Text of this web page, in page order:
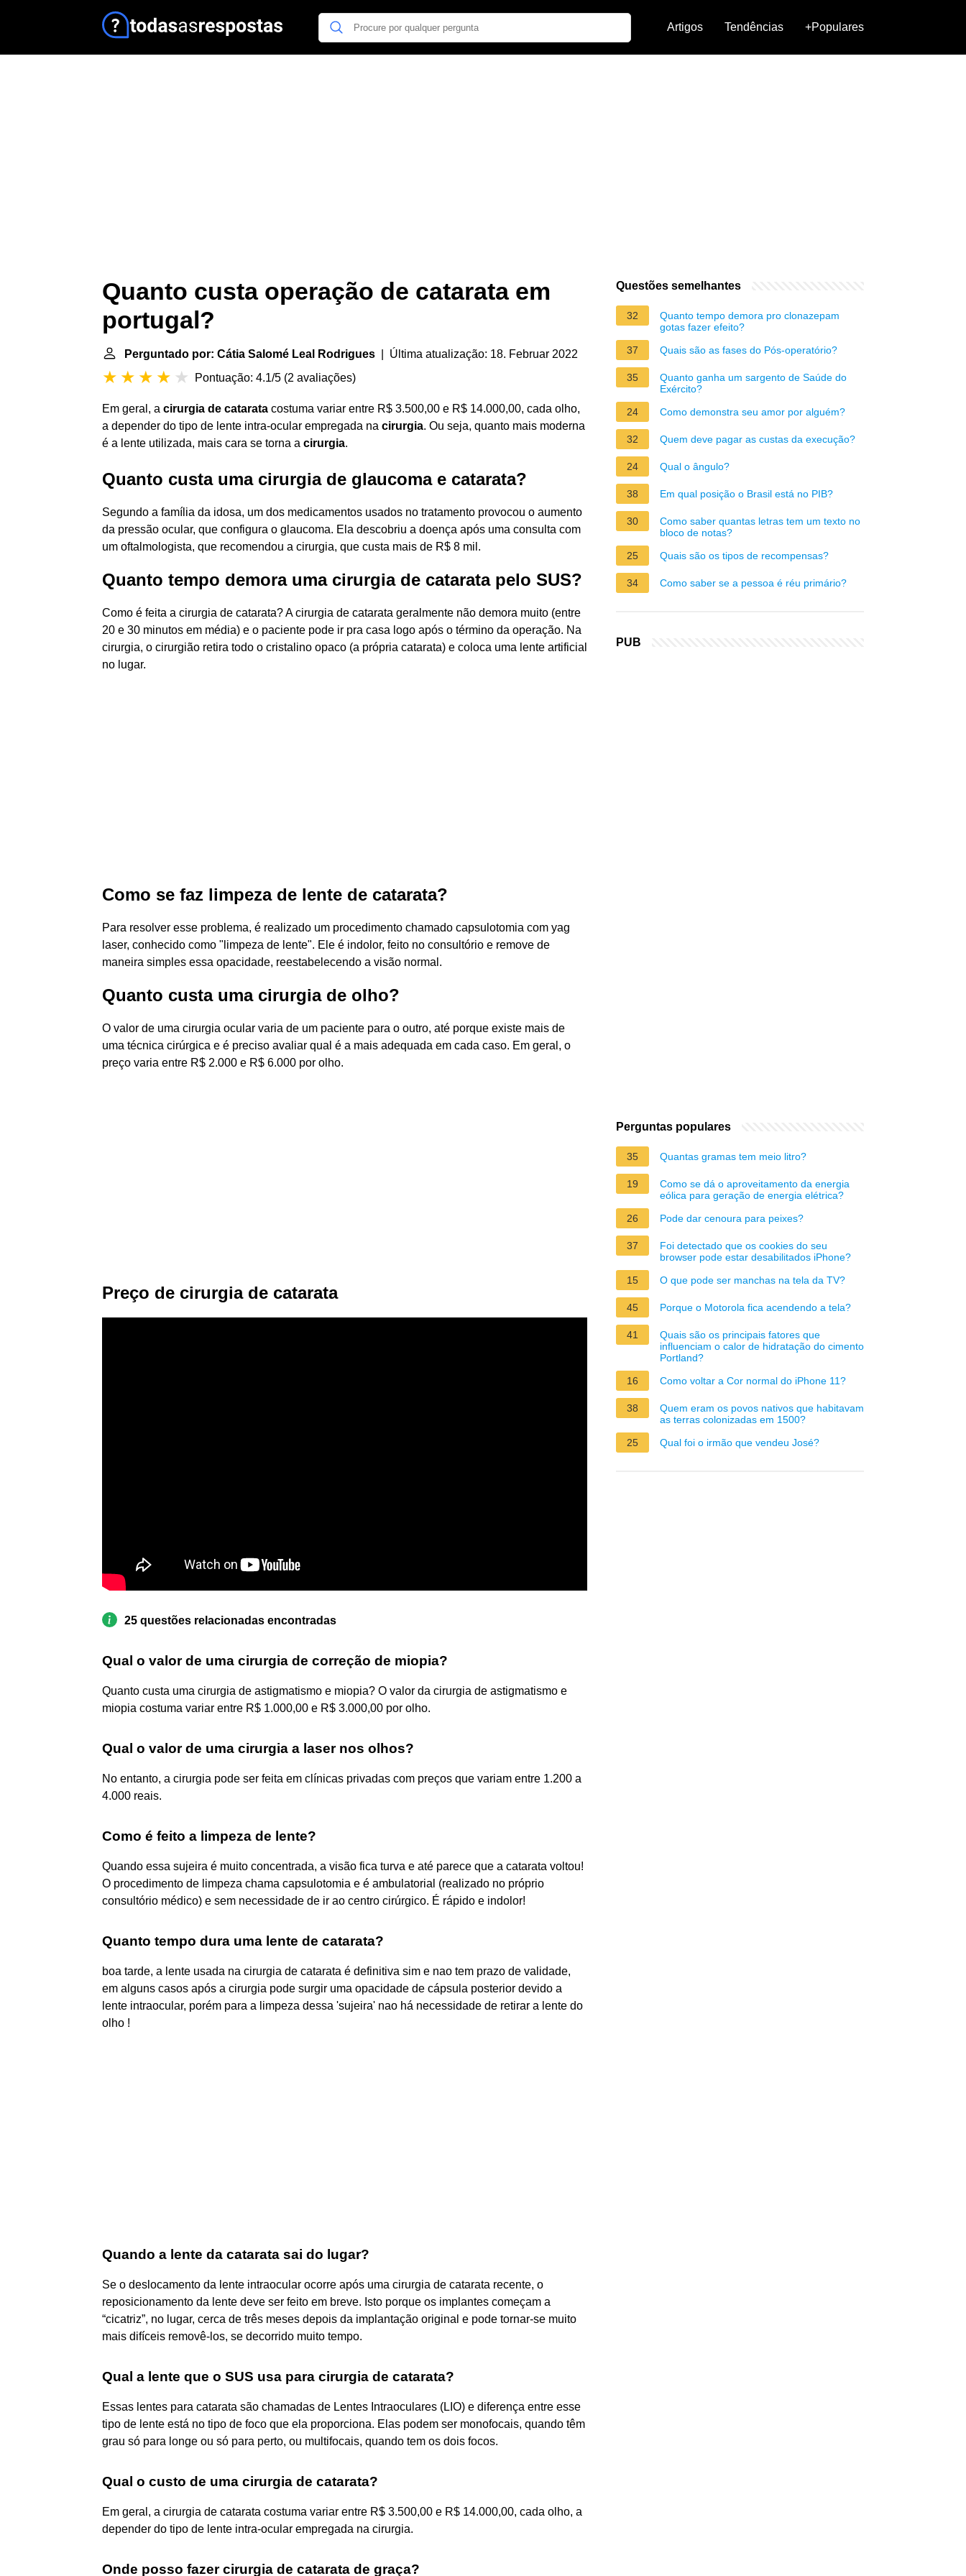
Artigos Tendências +Populares
Quanto custa operação de catarata em
portugal?
Perguntado por: Cátia Salomé Leal Rodrigues | Última atualização: 18. Februar 2022
Pontuação: 4.1/5 (2 avaliações)
Em geral, a cirurgia de catarata costuma variar entre R$ 3.500,00 e R$ 14.000,00, cada olho,
a depender do tipo de lente intra-ocular empregada na cirurgia. Ou seja, quanto mais moderna
é a lente utilizada, mais cara se torna a cirurgia.
Quanto custa uma cirurgia de glaucoma e catarata?
Segundo a família da idosa, um dos medicamentos usados no tratamento provocou o aumento
da pressão ocular, que configura o glaucoma. Ela descobriu a doença após uma consulta com
um oftalmologista, que recomendou a cirurgia, que custa mais de R$ 8 mil.
Quanto tempo demora uma cirurgia de catarata pelo SUS?
Como é feita a cirurgia de catarata? A cirurgia de catarata geralmente não demora muito (entre
20 e 30 minutos em média) e o paciente pode ir pra casa logo após o término da operação. Na
cirurgia, o cirurgião retira todo o cristalino opaco (a própria catarata) e coloca uma lente artificial
no lugar.
Como se faz limpeza de lente de catarata?
Para resolver esse problema, é realizado um procedimento chamado capsulotomia com yag
laser, conhecido como "limpeza de lente". Ele é indolor, feito no consultório e remove de
maneira simples essa opacidade, reestabelecendo a visão normal.
Quanto custa uma cirurgia de olho?
O valor de uma cirurgia ocular varia de um paciente para o outro, até porque existe mais de
uma técnica cirúrgica e é preciso avaliar qual é a mais adequada em cada caso. Em geral, o
preço varia entre R$ 2.000 e R$ 6.000 por olho.
Preço de cirurgia de catarata
25 questões relacionadas encontradas
Qual o valor de uma cirurgia de correção de miopia?
Quanto custa uma cirurgia de astigmatismo e miopia? O valor da cirurgia de astigmatismo e
miopia costuma variar entre R$ 1.000,00 e R$ 3.000,00 por olho.
Qual o valor de uma cirurgia a laser nos olhos?
No entanto, a cirurgia pode ser feita em clínicas privadas com preços que variam entre 1.200 a
4.000 reais.
Como é feito a limpeza de lente?
Quando essa sujeira é muito concentrada, a visão fica turva e até parece que a catarata voltou!
O procedimento de limpeza chama capsulotomia e é ambulatorial (realizado no próprio
consultório médico) e sem necessidade de ir ao centro cirúrgico. É rápido e indolor!
Quanto tempo dura uma lente de catarata?
boa tarde, a lente usada na cirurgia de catarata é definitiva sim e nao tem prazo de validade,
em alguns casos após a cirurgia pode surgir uma opacidade de cápsula posterior devido a
lente intraocular, porém para a limpeza dessa 'sujeira' nao há necessidade de retirar a lente do
olho !
Quando a lente da catarata sai do lugar?
Se o deslocamento da lente intraocular ocorre após uma cirurgia de catarata recente, o
reposicionamento da lente deve ser feito em breve. Isto porque os implantes começam a
“cicatriz”, no lugar, cerca de três meses depois da implantação original e pode tornar-se muito
mais difíceis removê-los, se decorrido muito tempo.
Qual a lente que o SUS usa para cirurgia de catarata?
Essas lentes para catarata são chamadas de Lentes Intraoculares (LIO) e diferença entre esse
tipo de lente está no tipo de foco que ela proporciona. Elas podem ser monofocais, quando têm
grau só para longe ou só para perto, ou multifocais, quando tem os dois focos.
Qual o custo de uma cirurgia de catarata?
Em geral, a cirurgia de catarata costuma variar entre R$ 3.500,00 e R$ 14.000,00, cada olho, a
depender do tipo de lente intra-ocular empregada na cirurgia.
Onde posso fazer cirurgia de catarata de graça?
Questões semelhantes
32
Quanto tempo demora pro clonazepam
gotas fazer efeito?
37
Quais são as fases do Pós-operatório?
35
Quanto ganha um sargento de Saúde do
Exército?
24
Como demonstra seu amor por alguém?
32 Quem deve pagar as custas da execução?
24 Qual o ângulo?
38 Em qual posição o Brasil está no PIB?
30
Como saber quantas letras tem um texto no
bloco de notas?
25
Quais são os tipos de recompensas?
34 Como saber se a pessoa é réu primário?
PUB
Perguntas populares
35 Quantas gramas tem meio litro?
19
Como se dá o aproveitamento da energia
eólica para geração de energia elétrica?
26
Pode dar cenoura para peixes?
37
Foi detectado que os cookies do seu
browser pode estar desabilitados iPhone?
15
O que pode ser manchas na tela da TV?
45 Porque o Motorola fica acendendo a tela?
41
Quais são os principais fatores que
influenciam o calor de hidratação do cimento
Portland?
16
Como voltar a Cor normal do iPhone 11?
38
Quem eram os povos nativos que habitavam
as terras colonizadas em 1500?
25
Qual foi o irmão que vendeu José?